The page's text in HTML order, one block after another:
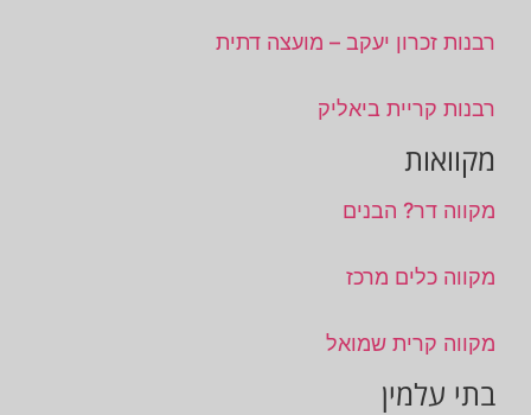
רבנות זכרון יעקב – מועצה דתית
רבנות קריית ביאליק
מקוואות
מקווה דר? הבנים
מקווה כלים מרכז
מקווה קרית שמואל
בתי עלמין